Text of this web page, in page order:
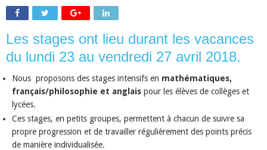
Les stages ont lieu durant les vacances
du lundi 23 au vendredi 27 avril 2018.
Nous proposons des stages intensifs en mathématiques,
français/philosophie et anglais pour les élèves de collèges et
lycées.
Ces stages, en petits groupes, permettent à chacun de suivre sa
propre progression et de travailler régulièrement des points précis
de manière individualisée.